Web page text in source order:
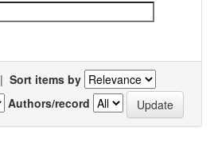
| Sort items by
Authors/record